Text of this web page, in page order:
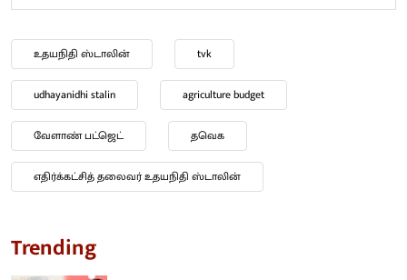
உதயநிதி ஸ்டாலின் tvk
udhayanidhi stalin agriculture budget
வேளாண் பட்ஜெட் தவெக
எதிர்க்கட்சித் தலைவர் உதயநிதி ஸ்டாலின்
Trending